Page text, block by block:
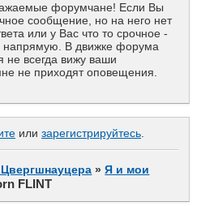
форумчане! Если Вы
сообщение, но на него нет
или у Вас что то срочное -
напрямую. В движке форума
не всегда вижу ваши
не приходят оповещения.
или зарегистрируйтесь.
»Я и мои
FLINT